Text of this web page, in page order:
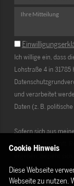
Ich willige ein, dass
Lohstraße 4 in
und verarbeitet
Daten (z. B.
Sofern sich aus
ethnische Herkunft,
Die Rechte als
Cookie Hinweis
Diese Webseite
Webseite zu nutzen.